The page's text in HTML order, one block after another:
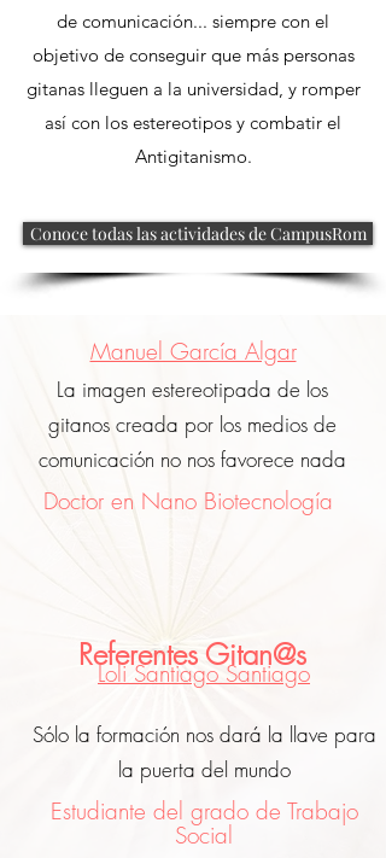
de comunicación... siempre con el
objetivo de conseguir que más personas
gitanas lleguen a la universidad, y romper
así con los estereotipos y combatir el
Antigitanismo.
Conoce todas las actividades de CampusRom
Manuel García Algar
La imagen estereotipada de los
gitanos creada por los medios de
comunicación no nos favorece nada
Doctor en Nano Biotecnología
Referentes Gitan@s
Loli Santiago Santiago
Sólo la formación nos dará la llave para
la puerta del mundo
Estudiante del grado de Trabajo
Social